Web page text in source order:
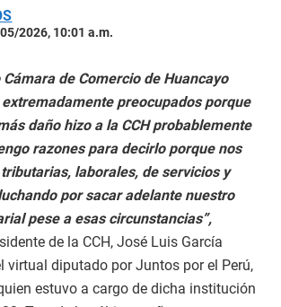
2026, 10:01 a.m.
Cámara de Comercio de Huancayo
extremadamente preocupados porque
daño hizo a la CCH probablemente
razones para decirlo porque nos
laborales, de servicios y
por sacar adelante nuestro
pese a esas circunstancias”,
de la CCH, José Luis García
virtual diputado por Juntos por el Perú,
estuvo a cargo de dicha institución